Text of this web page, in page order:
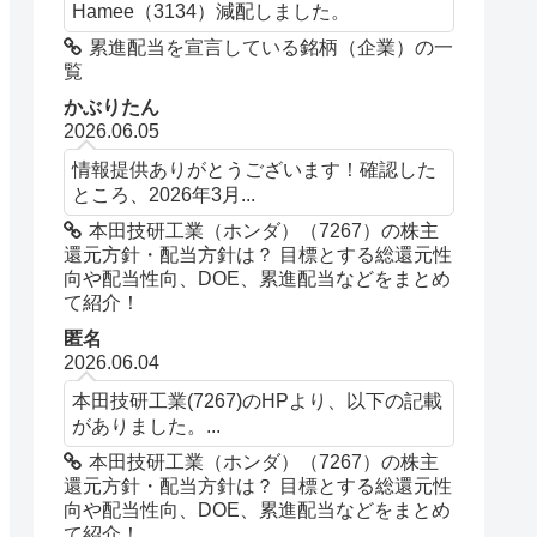
Hamee（3134）減配しました。
累進配当を宣言している銘柄（企業）の一
覧
かぶりたん
2026.06.05
情報提供ありがとうございます！確認した
ところ、2026年3月...
本田技研工業（ホンダ）（7267）の株主
還元方針・配当方針は？ 目標とする総還元性
向や配当性向、DOE、累進配当などをまとめ
て紹介！
匿名
2026.06.04
本田技研工業(7267)のHPより、以下の記載
がありました。...
本田技研工業（ホンダ）（7267）の株主
還元方針・配当方針は？ 目標とする総還元性
向や配当性向、DOE、累進配当などをまとめ